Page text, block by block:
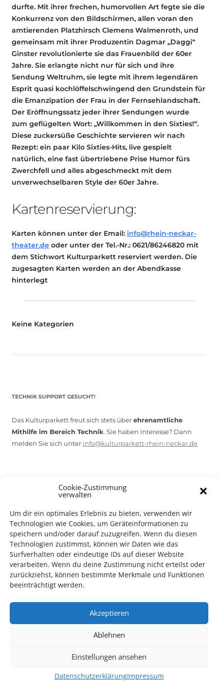
Cookie-Zustimmung
verwalten
Um dir ein optimales Erlebnis zu bieten, verwenden wir
Technologien wie Cookies, um Geräteinformationen zu
speichern und/oder darauf zuzugreifen. Wenn du diesen
Technologien zustimmst, können wir Daten wie das
Surfverhalten oder eindeutige IDs auf dieser Website
verarbeiten. Wenn du deine Zustimmung nicht erteilst oder
zurückziehst, können bestimmte Merkmale und Funktionen
beeinträchtigt werden.
Akzeptieren
Ablehnen
Einstellungen ansehen
DatenschutzerklärungImpressum
durfte. Mit ihrer frechen, humorvollen Art fegte sie die
Konkurrenz von den Bildschirmen, allen voran den
amtierenden Platzhirsch Clemens Walmenroth, und
gemeinsam mit ihrer Produzentin Dagmar „Daggi“
Ginster revolutionierte sie das Frauenbild der 60er
Jahre. Sie erlangte nicht nur für sich und ihre
Sendung Weltruhm, sie legte mit ihrem legendären
Esprit quasi kochlöffelschwingend den Grundstein für
die Emanzipation der Frau in der Fernsehlandschaft.
Der Eröffnungssatz jeder ihrer Sendungen wurde
zum geflügelten Wort: „Willkommen in den Sixties!“.
Diese zuckersüße Geschichte servieren wir nach
Rezept: ein paar Kilo Sixties-Hits, live gespielt
natürlich, eine fast übertriebene Prise Humor fürs
Zwerchfell und alles abgeschmeckt mit dem
unverwechselbaren Style der 60er Jahre.
Kartenreservierung:
Karten können unter der Email: info@rhein-neckar-
theater.de oder unter der Tel.-Nr.: 0621/86246820 mit
dem Stichwort Kulturparkett reserviert werden. Die
zugesagten Karten werden an der Abendkasse
hinterlegt
Keine Kategorien
TECHNIK SUPPORT GESUCHT!
Das Kulturparkett freut sich stets überehrenamtliche
Mithilfe im Bereich Technik. Sie haben Interesse? Dann
melden Sie sich unter info@kulturparkett-rhein-neckar.de
*KULTURTIPP SOMMERPAUSE: FESTIVAL DES DEUTSCHEN FILMS*
Auch dieses Jahr findet wieder dasFestival des deutschen
in Ludwigshafen statt.
Vom 19. August bist zum 9. SeptemberhabenKulturpass-
Inhaber*innen freien Eintrittzu den Vorstellungen – 30
Weitere Details zum Festival finden SieHIER